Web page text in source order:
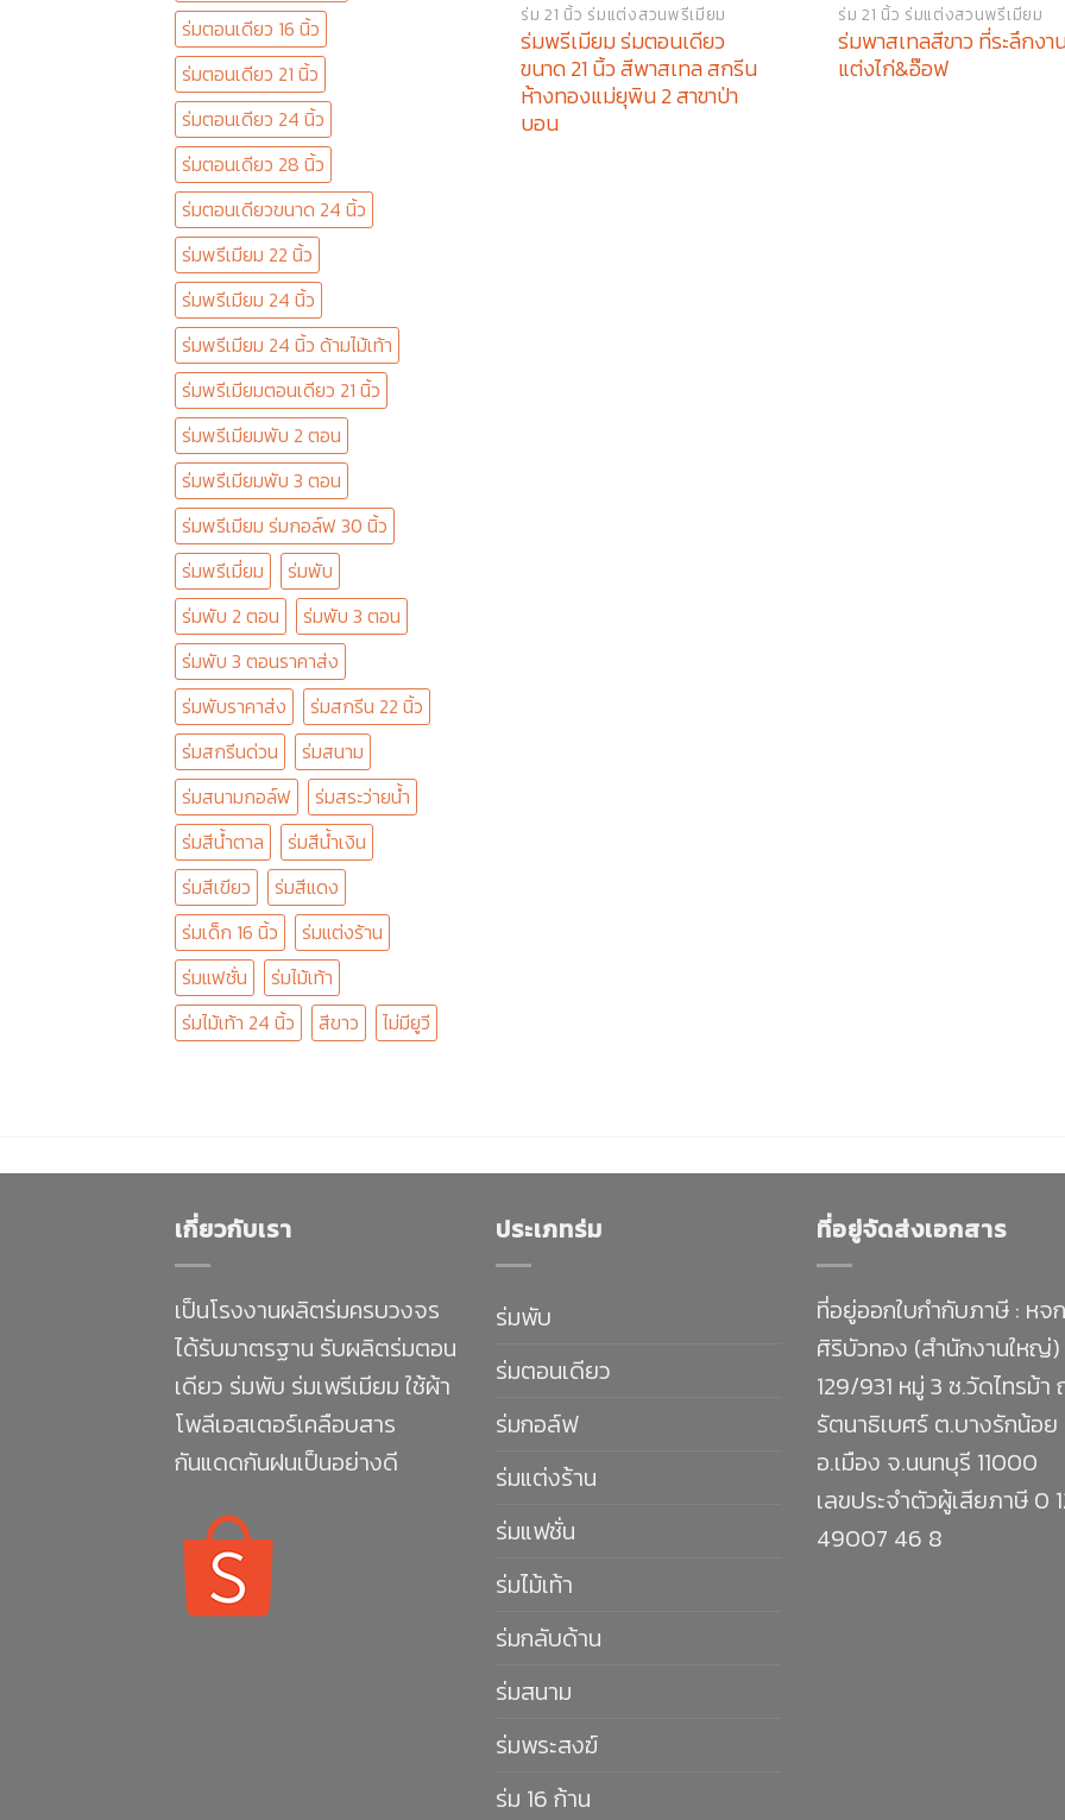
ร่มตอนเดียว 16 นิ้ว
ร่มตอนเดียว 21 นิ้ว
ร่มตอนเดียว 24 นิ้ว
ร่มตอนเดียว 28 นิ้ว
ร่มตอนเดียวขนาด 24 นิ้ว
ร่มพรีเมียม 22 นิ้ว
ร่มพรีเมียม 24 นิ้ว
ร่มพรีเมียม 24 นิ้ว ด้ามไม้เท้า
ร่มพรีเมียมตอนเดียว 21 นิ้ว
ร่มพรีเมียมพับ 2 ตอน
ร่มพรีเมียมพับ 3 ตอน
ร่มพรีเมียม ร่มกอล์ฟ 30 นิ้ว
ร่มพรีเมี่ยม
ร่มพับ
ร่มพับ 2 ตอน
ร่มพับ 3 ตอน
ร่มพับ 3 ตอนราคาส่ง
ร่มพับราคาส่ง
ร่มสกรีน 22 นิ้ว
ร่มสกรีนด่วน
ร่มสนาม
ร่มสนามกอล์ฟ
ร่มสระว่ายน้ำ
ร่มสีน้ำตาล
ร่มสีน้ำเงิน
ร่มสีเขียว
ร่มสีแดง
ร่มเด็ก 16 นิ้ว
ร่มแต่งร้าน
ร่มแฟชั่น
ร่มไม้เท้า
ร่มไม้เท้า 24 นิ้ว
สีขาว ไม่มียูวี
ร่ม 21 นิ้ว ร่มแต่งสวนพรีเมียม
ร่มพรีเมียม ร่มตอนเดียว
ขนาด 21 นิ้ว สีพาสเทล สกรีน
ห้างทองแม่ยุพิน 2 สาขาป่า
บอน
ร่ม 21 นิ้ว ร่มแต่งสวนพรีเมียม
ร่มพาสเทลสีขาว ที่ระลึกงา
แต่งไก่&อ๊อฟ
เกี่ยวกับเรา
เป็นโรงงานผลิตร่มครบวงจร
ได้รับมาตรฐาน รับผลิตร่มตอน
เดียว ร่มพับ ร่มเพรีเมียม ใช้ผ้า
โพลีเอสเตอร์เคลือบสาร
กันแดดกันฝนเป็นอย่างดี
ประเภทร่ม
ร่มพับ
ร่มตอนเดียว
ร่มกอล์ฟ
ร่มแต่งร้าน
ร่มแฟชั่น
ร่มไม้เท้า
ร่มกลับด้าน
ร่มสนาม
ร่มพระสงฆ์
ร่ม 16 ก้าน
ที่อยู่จัดส่งเอกสาร
ที่อยู่ออกใบกำกับภาษี : หจ
ศิริบัวทอง (สำนักงานใหญ่)
129/931 หมู่ 3 ซ.วัดไทรม้า
รัตนาธิเบศร์ ต.บางรักน้อย
อ.เมือง จ.นนทบุรี 11000
เลขประจำตัวผู้เสียภาษี 0
49007 46 8